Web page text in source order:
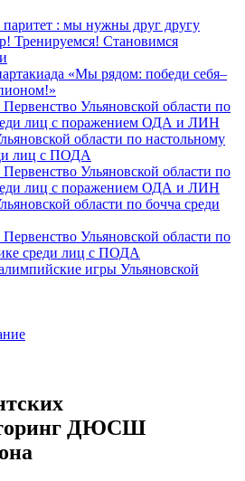
: мы нужны друг другу
Тренируемся! Становимся
«Мы рядом: победи себя–
Ульяновской области по
лиц с поражением ОДА и ЛИН
области по настольному
лиц с ПОДА
Ульяновской области по
лиц с поражением ОДА и ЛИН
области по бочча среди
Ульяновской области по
среди лиц с ПОДА
игры Ульяновской
ДЮСШ